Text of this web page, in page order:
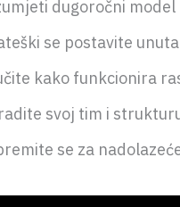
dugoročni
se postavite
kako funkcionira
svoj tim i
se za